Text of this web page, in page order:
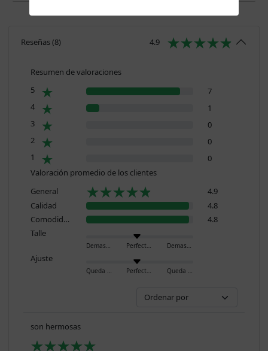
Reseñas(8) 4.9
Resumen de valoraciones
5
7
4
1
3
0
2
0
1
0
Valoración promedio de los clientes
General
4.9
Calidad
4.8
Comodidad
4.8
Talle
Demasiado pequeño Perfecto Demasiado grande
Ajuste
Queda ajustado Perfecto Queda holgado
son hermosas